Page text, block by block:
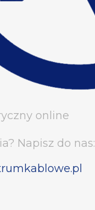
online
Napisz do nas: